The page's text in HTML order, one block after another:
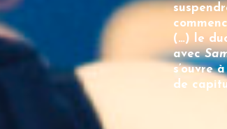
(…) le
avec
s’ouvre
de